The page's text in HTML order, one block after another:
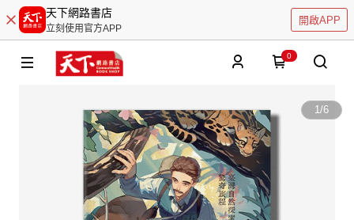
天下網路書店
立刻使用官方APP
開啟APP
0
1/6